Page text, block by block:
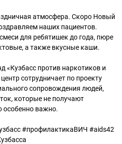
атмосфера. Скоро Новый
наших пациентов.
для ребятишек до года, пюре
а также вкусные каши.
«Кузбасс против наркотиков и
сотрудничает по проекту
сопровождения людей,
которые не получают
особенно важно.
#профилактикаВИЧ #aids42